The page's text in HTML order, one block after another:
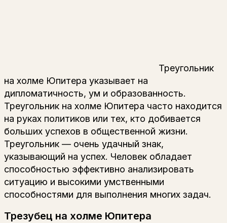
Треугольник
на холме Юпитера указывает на
дипломатичность, ум и образованность.
Треугольник на холме Юпитера часто находится
на руках политиков или тех, кто добивается
больших успехов в общественной жизни.
Треугольник — очень удачный знак,
указывающий на успех. Человек обладает
способностью эффективно анализировать
ситуацию и высокими умственными
способностями для выполнения многих задач.
Трезубец на холме Юпитера